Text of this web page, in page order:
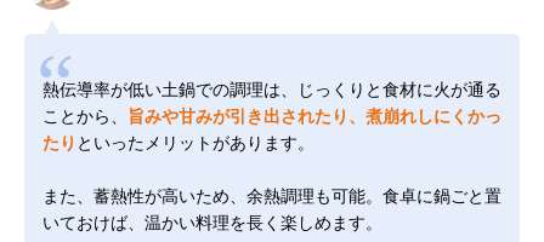
熱伝導率が低い土鍋での調理は、じっくりと食材に火が通る
ことから、
旨みや甘みが引き出されたり、煮崩れしにくかっ
たり といったメリットがあります。
また、蓄熱性が高いため、余熱調理も可能。食卓に鍋ごと置
いておけば、温かい料理を長く楽しめます。